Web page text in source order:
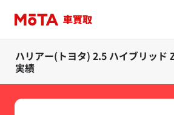
ハリアー(トヨタ) 2.5 ハイブリッド
実績